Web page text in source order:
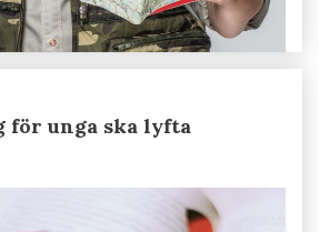
för unga ska lyfta